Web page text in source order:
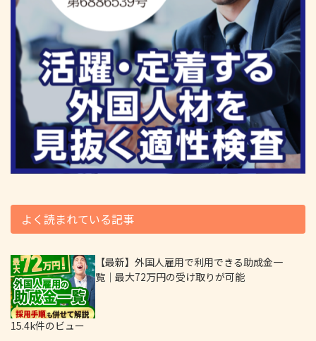
よく読まれている記事
【最新】外国人雇用で利用できる助成金一
覧｜最大72万円の受け取りが可能
15.4k件のビュー